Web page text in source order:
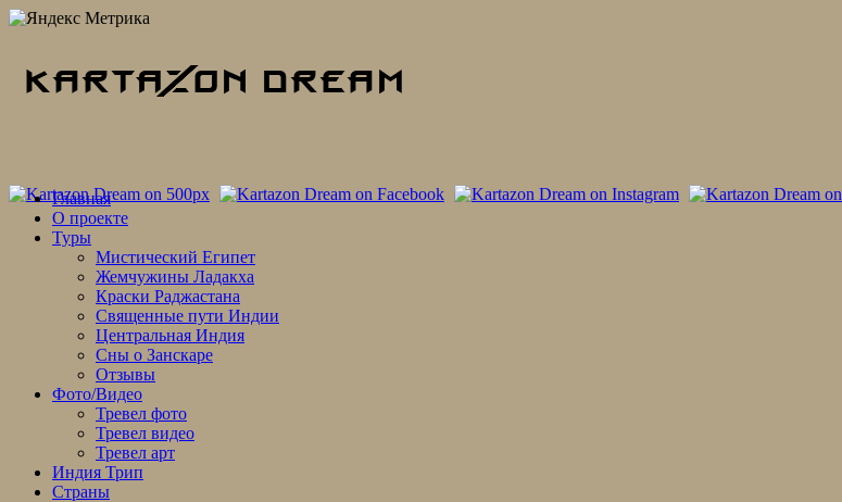
Skip
content
Главная
О проекте
Туры
Мистический Египет
Жемчужины Ладакха
Краски Раджастана
Священные пути Индии
Центральная Индия
Сны о Занскаре
Отзывы
Фото/Видео
Тревел фото
Тревел видео
Тревел арт
Индия Трип
Страны